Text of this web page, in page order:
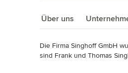
Über uns
Über uns
Die Firma Singhoff GmbH
sind Frank und Thomas